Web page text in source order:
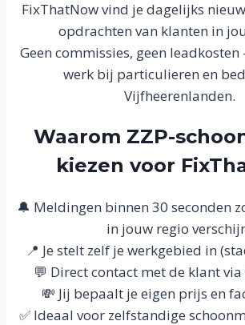
FixThatNow vind je dagelijks
opdrachten van klanten in
Geen commissies, geen
werk bij particulieren en
Vijfheerenlanden.
Waarom ZZP-
kiezen voor
🔔 Meldingen binnen 30 seconden
in jouw regio
📍 Je stelt zelf je werkgebied in
💬 Direct contact met de klant
💸 Jij bepaalt je eigen prijs en
✅ Ideaal voor zelfstandige